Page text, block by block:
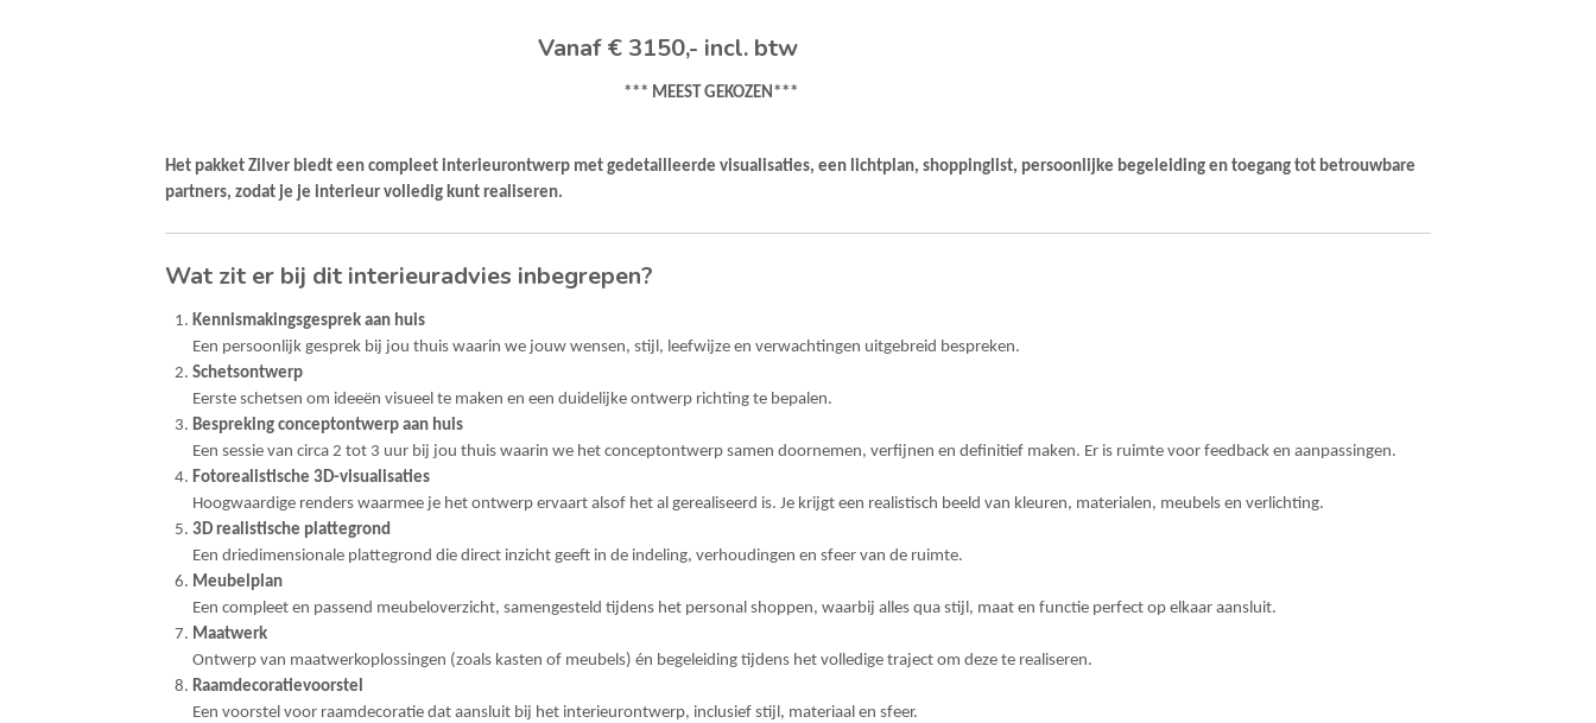
Vanaf € 3150,- incl. btw
*** MEEST GEKOZEN***
Het pakket Zilver biedt een compleet interieurontwerp met gedetailleerde visualisaties, een lichtplan, shoppinglist, persoonlijke begeleiding en toegang tot betrouwbare
partners, zodat je je interieur volledig kunt realiseren.
Wat zit er bij dit interieuradvies inbegrepen?
Kennismakingsgesprek aan huis
Een persoonlijk gesprek bij jou thuis waarin we jouw wensen, stijl, leefwijze en verwachtingen uitgebreid bespreken.
Schetsontwerp
Eerste schetsen om ideeën visueel te maken en een duidelijke ontwerp­ richting te bepalen.
Bespreking conceptontwerp aan huis
Een sessie van circa 2 tot 3 uur bij jou thuis waarin we het conceptontwerp samen doornemen, verfijnen en definitief maken. Er is ruimte voor feedback en aanpassingen.
Fotorealistische 3D-visualisaties
Hoogwaardige renders waarmee je het ontwerp ervaart alsof het al gerealiseerd is. Je krijgt een realistisch beeld van kleuren, materialen, meubels en verlichting.
3D realistische plattegrond
Een driedimensionale plattegrond die direct inzicht geeft in de indeling, verhoudingen en sfeer van de ruimte.
Meubelplan
Een compleet en passend meubeloverzicht, samengesteld tijdens het personal shoppen, waarbij alles qua stijl, maat en functie perfect op elkaar aansluit.
Maatwerk
Ontwerp van maatwerkoplossingen (zoals kasten of meubels) én begeleiding tijdens het volledige traject om deze te realiseren.
Raamdecoratievoorstel
Een voorstel voor raamdecoratie dat aansluit bij het interieurontwerp, inclusief stijl, materiaal en sfeer.